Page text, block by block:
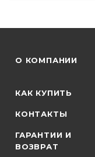
О КОМПАНИИ
КАК КУПИТЬ
КОНТАКТЫ
ГАРАНТИИ И
ВОЗВРАТ